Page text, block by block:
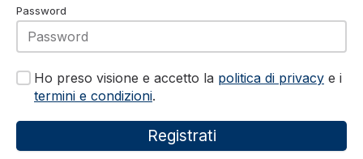
Password
Ho preso visione e accetto la politica di privacy e i
termini e condizioni.
Registrati